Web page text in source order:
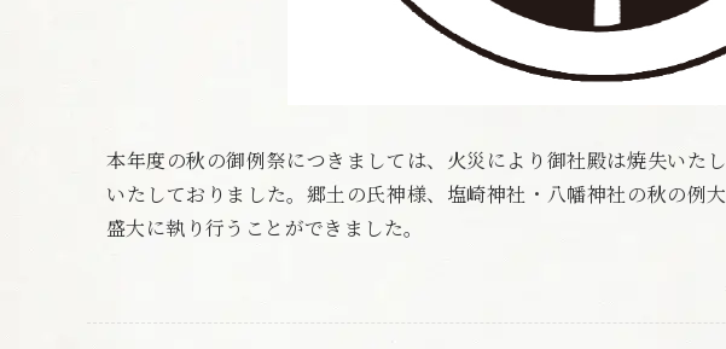
本年度の秋の御例祭につきましては、火災により御社殿は焼失いた
いたしておりました。郷土の氏神様、塩崎神社・八幡神社の秋の例
盛大に執り行うことができました。